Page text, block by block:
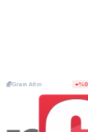
5.965,52 %0.43